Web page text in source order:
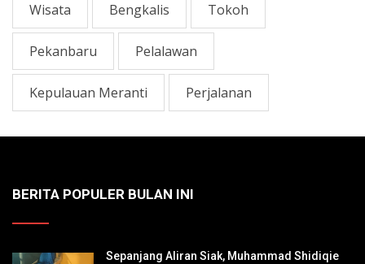
Wisata Bengkalis Tokoh
Pekanbaru Pelalawan
Kepulauan Meranti Perjalanan
BERITA POPULER BULAN INI
Sepanjang Aliran Siak, Muhammad Shidiqie